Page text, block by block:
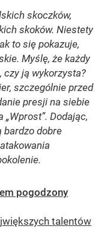
skoczków,
skoków. Niestety
to się pokazuje,
Myślę, że każdy
czy ją wykorzysta?
szczególnie przed
presji na siebie
Dodając,
bardzo dobre
pogodzony
talentów